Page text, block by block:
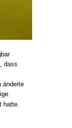
dass
änderte
hatte.